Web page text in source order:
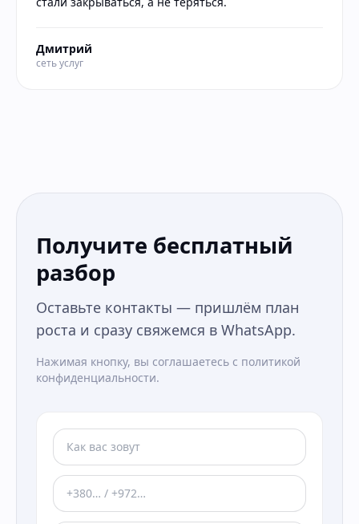
Дмитрий
сеть услуг
Получите бесплатный
разбор
Оставьте контакты — пришлём план
роста и сразу свяжемся в WhatsApp.
Нажимая кнопку, вы соглашаетесь с политикой
конфиденциальности.